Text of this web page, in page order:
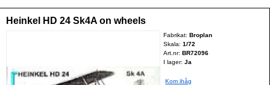
Heinkel HD 24 Sk4A on wheels
Fabrikat:Broplan
Skala:1/72
Art.nr:BR72096
I lager: Ja
Kom ihåg